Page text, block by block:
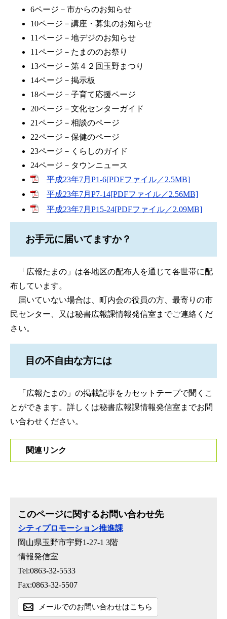
6ページ－市からのお知らせ
10ページ－講座・募集のお知らせ
11ページ－地デジのお知らせ
11ページ－たまののお祭り
13ページ－第４２回玉野まつり
14ページ－掲示板
18ページ－子育て応援ページ
20ページ－文化センターガイド
21ページ－相談のページ
22ページ－保健のページ
23ページ－くらしのガイド
24ページ－タウンニュース
平成23年7月P1-6[PDFファイル／2.5MB]
平成23年7月P7-14[PDFファイル／2.56MB]
平成23年7月P15-24[PDFファイル／2.09MB]
お手元に届いてますか？
「広報たまの」は各地区の配布人を通じて各世帯に配
布しています。
届いていない場合は、町内会の役員の方、最寄りの市
民センター、又は秘書広報課情報発信室までご連絡くだ
さい。
目の不自由な方には
「広報たまの」の掲載記事をカセットテープで聞くこ
とができます。詳しくは秘書広報課情報発信室までお問
い合わせください。
関連リンク
このページに関するお問い合わせ先
シティプロモーション推進課
岡山県玉野市宇野1-27-1 3階
情報発信室
Tel:0863-32-5533
Fax:0863-32-5507
メールでのお問い合わせはこちら